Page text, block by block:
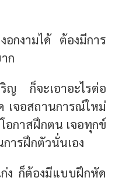
อกงามได้ ต้องมีการ
ก
ญ ก็จะเอาอะไรต่อ
เจอสถานการณ์ใหม่
อกาสฝึกตน เจอทุกข์
ารฝึกตัวนั่นเอง
ง ก็ต้องมีแบบฝึกหัด